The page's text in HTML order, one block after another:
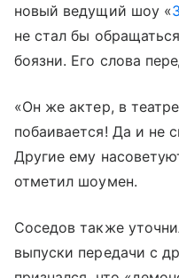
новый ведущий шоу «
не стал бы
боязни. Его слова
«Он же актер, в
побаивается! Да и не
Другие ему
отметил шоумен.
Соседов также
выпуски передачи с